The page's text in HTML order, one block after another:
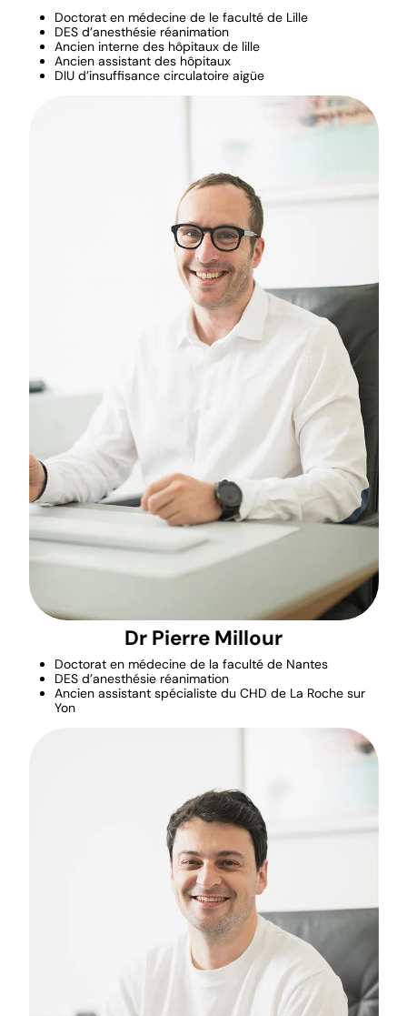
Doctorat en médecine de le faculté de Lille
DES d’anesthésie réanimation
Ancien interne des hôpitaux de lille
Ancien assistant des hôpitaux
DIU d’insuffisance circulatoire aigüe
Dr Pierre Millour
Doctorat en médecine de la faculté de Nantes
DES d’anesthésie réanimation
Ancien assistant spécialiste du CHD de La Roche sur
Yon